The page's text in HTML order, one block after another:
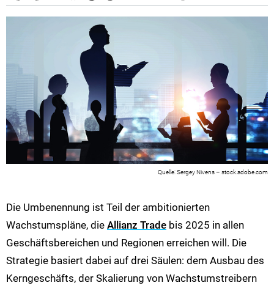
Sergey Nivens – stock.adobe.com
Die Umbenennung ist Teil der ambitionierten
Wachstumspläne, die Allianz Trade bis 2025 in allen
Geschäftsbereichen und Regionen erreichen will. Die
Strategie basiert dabei auf drei Säulen: dem Ausbau des
Kerngeschäfts, der Skalierung von Wachstumstreibern